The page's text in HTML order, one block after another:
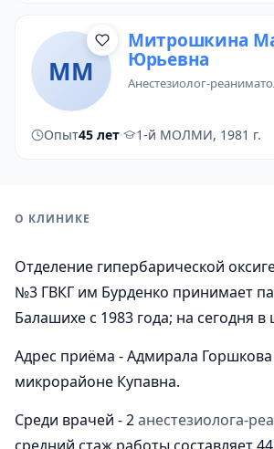
ММ
Митрошкина
Юрьевна
анестезиолог-
Опыт45 лет· 1-й МОЛМИ, 1981 г.
О КЛИНИКЕ
Отделение гипербарической
№3 ГВКГ им Бурденко принимает
Балашихе с 1983 года; на сегодня в
Адрес приёма - Адмирала Горшкова
микрорайоне Купавна.
Среди врачей - 2анестезиолога-